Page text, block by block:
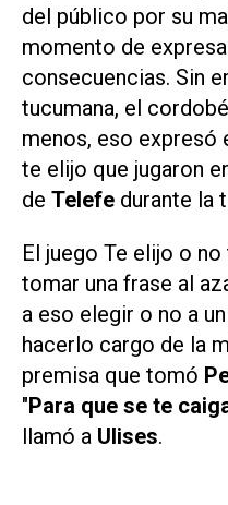
del público por su
momento de
consecuencias. Sin
tucumana, el
menos, eso expresó
te elijo que jugaron
de Telefe durante la
El juego Te elijo o
tomar una frase al
a eso elegir o no a
hacerlo cargo de la
premisa que tomó
"Para que se te
llamó a Ulises.